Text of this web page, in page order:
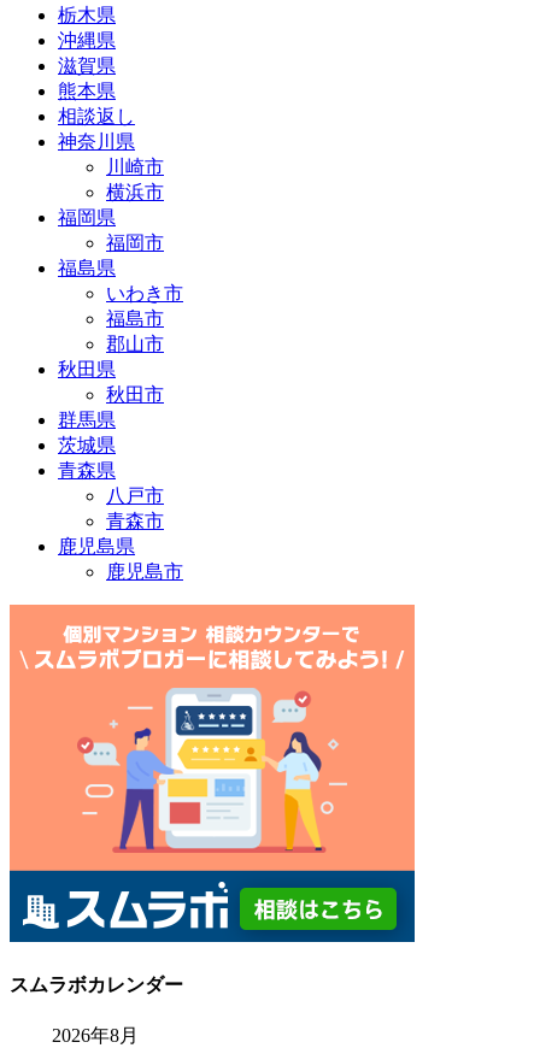
栃木県
沖縄県
滋賀県
熊本県
相談返し
神奈川県
川崎市
横浜市
福岡県
福岡市
福島県
いわき市
福島市
郡山市
秋田県
秋田市
群馬県
茨城県
青森県
八戸市
青森市
鹿児島県
鹿児島市
スムラボカレンダー
2026年8月